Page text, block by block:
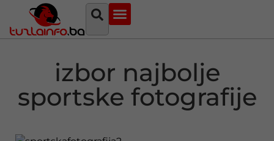
izbor najbolje
sportske fotografije